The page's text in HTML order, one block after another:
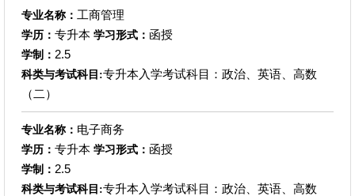
专业名称： 工商管理
学历： 专升本 学习形式： 函授
学制： 2.5
科类与考试科目:专升本入学考试科目：政治、英语、高数
（二）
专业名称： 电子商务
学历： 专升本 学习形式： 函授
学制： 2.5
科类与考试科目:专升本入学考试科目：政治、英语、高数